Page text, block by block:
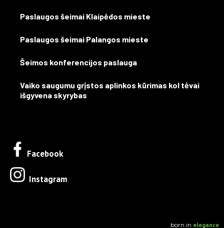
Paslaugos šeimai Klaipėdos mieste
Paslaugos šeimai Palangos mieste
Šeimos konferencijos paslauga
Vaiko saugumu grįstos aplinkos kūrimas kol tėvai
išgyvena skyrybas
Facebook
Instagram
born in elegance